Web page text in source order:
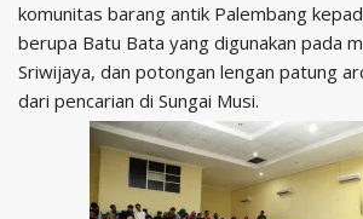
komunitas barang antik Palembang
berupa Batu Bata yang digunakan pada
Sriwijaya, dan potongan lengan patung
dari pencarian di Sungai Musi.